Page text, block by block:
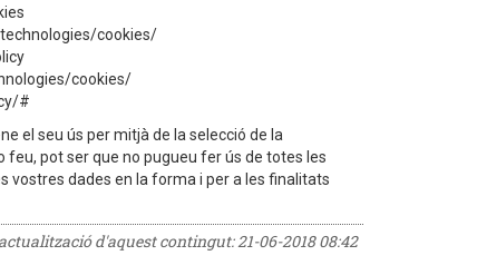
cookies/
cookies/
#
el seu ús per mitjà de la selecció de la
feu, pot ser que no pugueu fer ús de totes les
vostres dades en la forma i per a les finalitats
d'aquest contingut:21-06-2018 08:42